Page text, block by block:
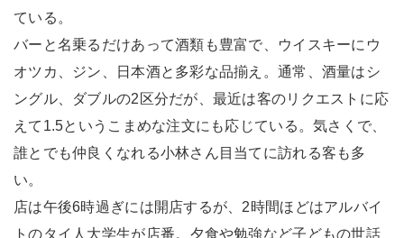
ている。
バーと名乗るだけあって酒類も豊富で、ウイスキーにウ
オツカ、ジン、日本酒と多彩な品揃え。通常、酒量はシ
ングル、ダブルの2区分だが、最近は客のリクエストに応
えて1.5というこまめな注文にも応じている。気さくで、
誰とでも仲良くなれる小林さん目当てに訪れる客も多
い。
店は午後6時過ぎには開店するが、2時間ほどはアルバイ
トのタイ人大学生が店番。夕食や勉強など子どもの世話